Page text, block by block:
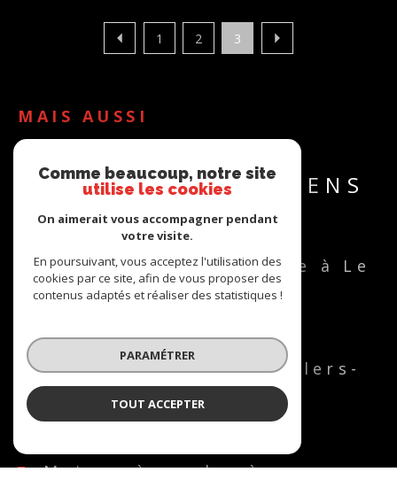
1 2 3
MAIS AUSSI
ÉGALEMENT DES BIENS
À VOUS PROPOSER
Appartement à vendre à Le
Russey
Charquemont
Maison à vendre à Villers-
le-Lac
Autre à vendre à
Maison à vendre à
Comme beaucoup, notre site
utilise les cookies
On aimerait vous accompagner pendant
votre visite.
En poursuivant, vous acceptez l'utilisation des
cookies par ce site, afin de vous proposer des
contenus adaptés et réaliser des statistiques !
PARAMÉTRER
TOUT ACCEPTER